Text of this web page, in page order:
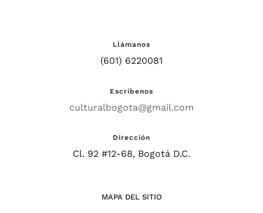
Llámanos
(601) 6220081
Escríbenos
culturalbogota@gmail.com
Dirección
Cl. 92 #12-68, Bogotá D.C.
MAPA DEL SITIO